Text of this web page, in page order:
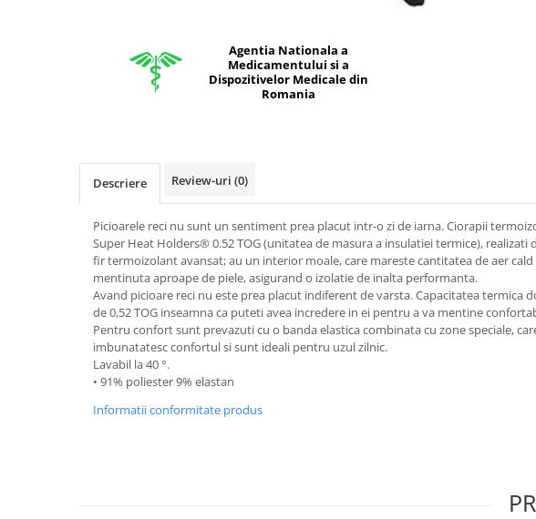
Agentia Nationala a
Medicamentului si a
Dispozitivelor Medicale din
Romania
Descriere Review-uri (0)
Picioarele reci nu sunt un sentiment prea placut intr-o zi de iarna. Ciorapii
Super Heat Holders® 0.52 TOG (unitatea de masura a insulatiei termice), realizati
fir termoizolant avansat; au un interior moale, care mareste cantitatea de aer cald
mentinuta aproape de piele, asigurand o izolatie de inalta performanta.
Avand picioare reci nu este prea placut indiferent de varsta. Capacitatea termica
de 0,52 TOG inseamna ca puteti avea incredere in ei pentru a va mentine
Pentru confort sunt prevazuti cu o banda elastica combinata cu zone speciale,
imbunatatesc confortul si sunt ideali pentru uzul zilnic.
Lavabil la 40 °.
• 91% poliester 9% elastan
Informatii conformitate produs